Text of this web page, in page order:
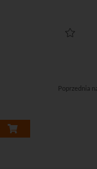
- przesyłanie audio i
Poprzednia